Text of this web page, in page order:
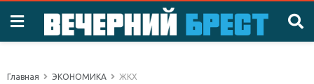
Главная ЭКОНОМИКА ЖКХ